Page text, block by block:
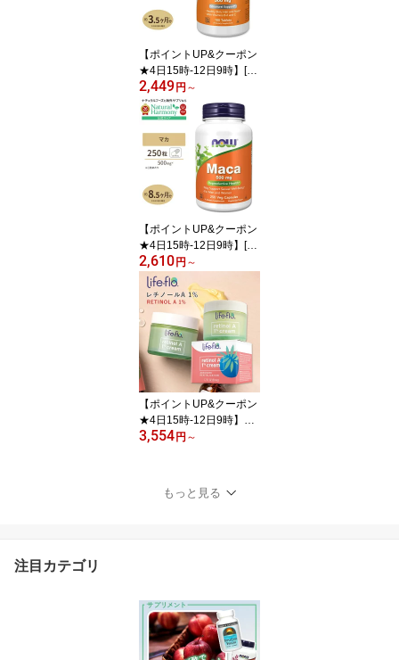
【ポイントUP&クーポン
★4日15時-12日9時】[キ
レイな素肌を目指す方に
♪]ナウフーズ Lシステイ
ン サプリメント 500mg
100粒 NOW Foods L-Cy
steine 紫外線 美容 アミ
ノ酸 約30〜100日分 単
品 セット ハイシステイ
ン
2,449 円 ～
【ポイントUP&クーポン
★4日15時-12日9時】[エ
ネルギッシュでいるため
の活力成分]マカ 500mg
250粒 NOW Foods(ナウ
フーズ) 単品 セット Mac
a 500 mg - 250 Capsule
s カプセル 健康サプリメ
ント 栄養補助食品 海外
アメリカ
2,610 円 ～
【ポイントUP&クーポン
★4日15時-12日9時】ラ
イフフロー レチノールA
50ml (1.7oz) Life-flo retin
ol A 1% cream Advance
3,554 円 ～
もっと見る
注目カテゴリ